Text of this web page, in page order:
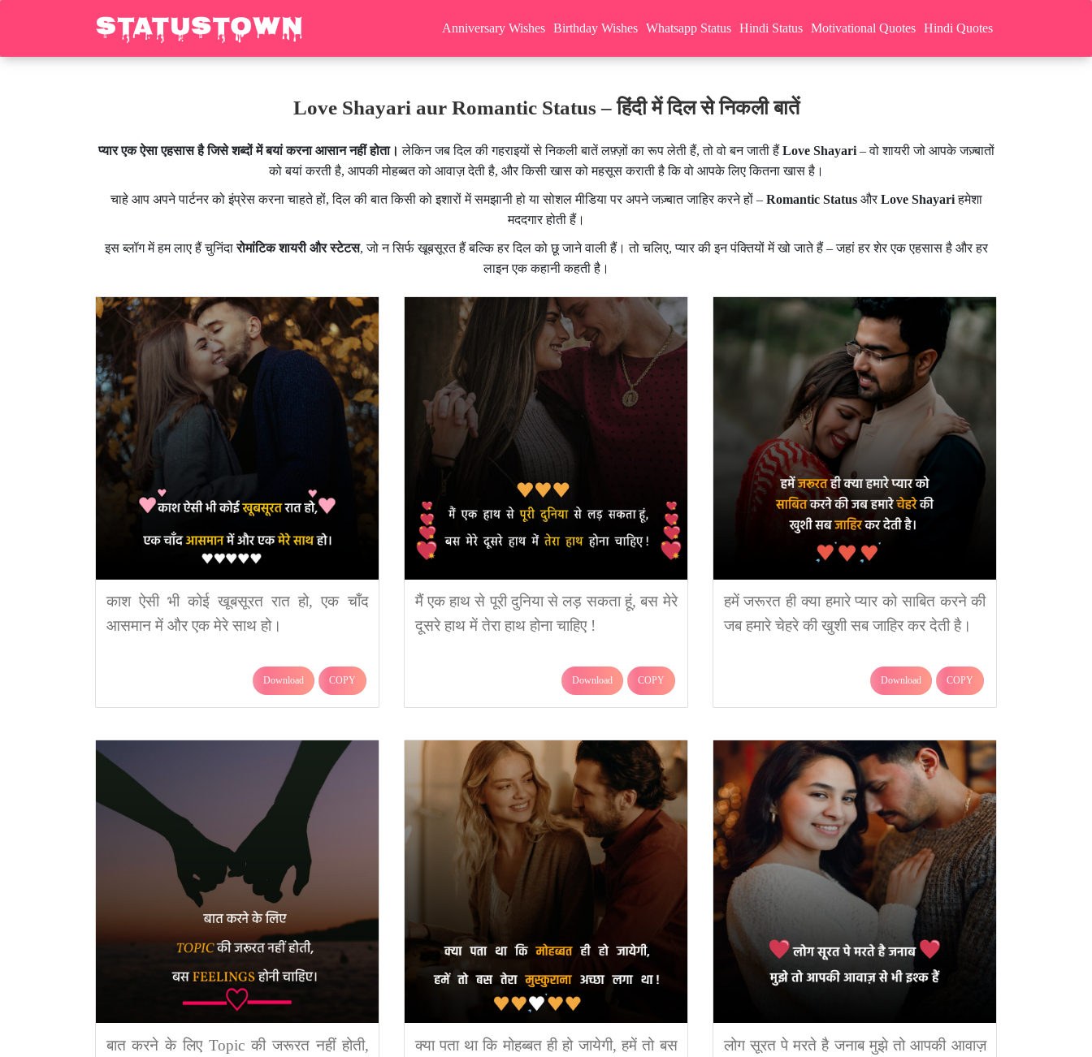
Anniversary Wishes Birthday Wishes Whatsapp Status Hindi Status Motivational Quotes Hindi Quotes
Love Shayari aur Romantic Status – हिंदी में दिल से निकली बातें
प्यार एक ऐसा एहसास है जिसे शब्दों में बयां करना आसान नहीं होता। लेकिन जब दिल की गहराइयों से निकली बातें लफ़्ज़ों का रूप लेती हैं, तो वो बन जाती हैं Love Shayari– वो शायरी जो आपके जज़्बातों
को बयां करती है, आपकी मोहब्बत को आवाज़ देती है, और किसी खास को महसूस कराती है कि वो आपके लिए कितना खास है।
चाहे आप अपने पार्टनर को इंप्रेस करना चाहते हों, दिल की बात किसी को इशारों में समझानी हो या सोशल मीडिया पर अपने जज़्बात जाहिर करने हों – Romantic Statusऔर Love Shayariहमेशा
मददगार होती हैं।
इस ब्लॉग में हम लाए हैं चुनिंदारोमांटिक शायरी और स्टेटस, जो न सिर्फ खूबसूरत हैं बल्कि हर दिल को छू जाने वाली हैं। तो चलिए, प्यार की इन पंक्तियों में खो जाते हैं – जहां हर शेर एक एहसास है और हर
लाइन एक कहानी कहती है।
काश ऐसी भी कोई खूबसूरत रात हो, एक चाँद
आसमान में और एक मेरे साथ हो।
Download COPY
मैं एक हाथ से पूरी दुनिया से लड़ सकता हूं, बस मेरे
दूसरे हाथ में तेरा हाथ होना चाहिए !
Download COPY
हमें जरूरत ही क्या हमारे प्यार को साबित करने की
जब हमारे चेहरे की खुशी सब जाहिर कर देती है।
Download COPY
बात करने के लिए Topic की जरूरत नहीं होती,
क्या पता था कि मोहब्बत ही हो जायेगी, हमें तो बस
लोग सूरत पे मरते है जनाब मुझे तो आपकी आवाज़